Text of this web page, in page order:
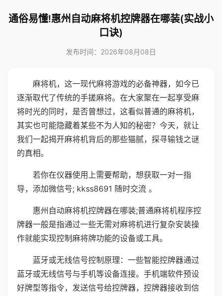
通俗易懂!惠州自动麻将机控牌器在哪装(实战小
口诀)
发布时间：2026年08月08日
麻将机，这一现代麻将游戏的必备神器，如今已
逐渐取代了传统的手搓麻将。在大家聚在一起享受麻
将时光的同时，是否曾想过，这看似普通的麻将机，
其实也可能隐藏着某些不为人知的秘密？今天，就让
我们一起揭开麻将机背后的那些猫腻，探寻输钱之谜
的真相。
若你在仪器使用上需要帮助，想获取一对一指
导，添加微信号; kkss8691 随时交流 。
惠州自动麻将机控牌器在哪装;普通麻将机程序控
牌器一般是指通过一些无需对麻将机进行复杂安装操
作就能实现控制麻将牌功能的设备或工具。
蓝牙或无线信号控制原理：一些智能控牌器通过
蓝牙或无线信号与手机等设备连接。手机端软件预设
好牌型等指令，发送信号给控牌器，控牌器接收到信